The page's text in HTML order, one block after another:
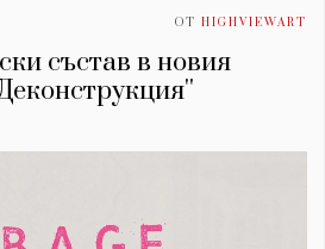
ОТ HIGHVIEWART
състав в новия